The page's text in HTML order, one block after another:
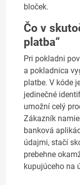
bloček.
Čo v
platba“
Pri pokladni
a pokladnica
platbe. V kóde
jedinečné
umožní celý
Zákazník
banková
údajmi, stačí
prebehne
kupujúceho na